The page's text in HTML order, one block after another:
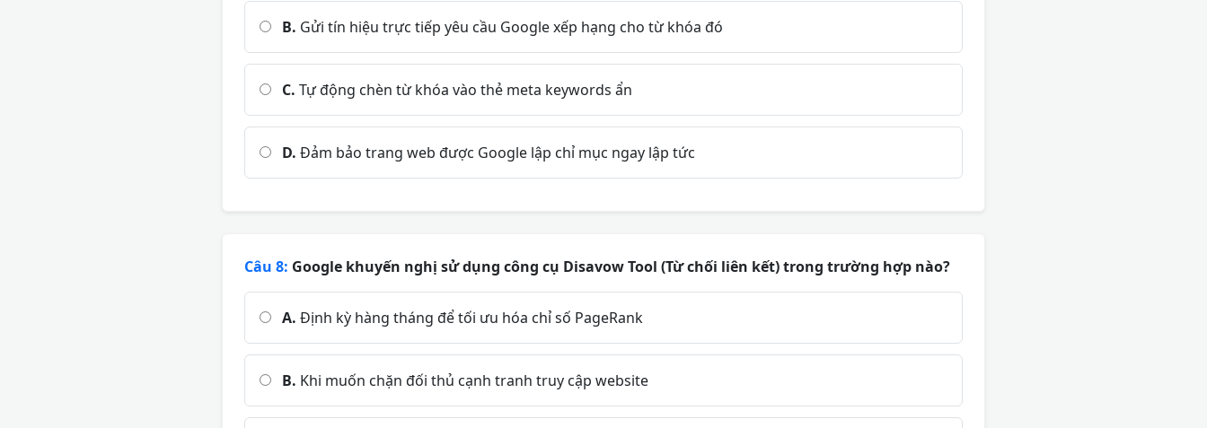
B. Gửi tín hiệu trực tiếp yêu cầu Google xếp hạng cho từ khóa đó
C. Tự động chèn từ khóa vào thẻ meta keywords ẩn
D. Đảm bảo trang web được Google lập chỉ mục ngay lập tức
Câu 8: Google khuyến nghị sử dụng công cụ Disavow Tool (Từ chối liên kết) trong trường hợp nào?
A. Định kỳ hàng tháng để tối ưu hóa chỉ số PageRank
B. Khi muốn chặn đối thủ cạnh tranh truy cập website